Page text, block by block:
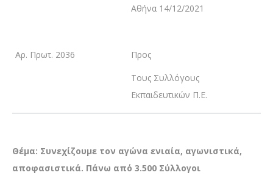
Αρ. Πρωτ. 2036
Αθήνα 14/12/2021
Προς
Τους Συλλόγους
Εκπαιδευτικών Π.Ε.
Θέμα: Συνεχίζουμε τον αγώνα ενιαία, αγωνιστικά,
αποφασιστικά. Πάνω από 3.500 Σύλλογοι